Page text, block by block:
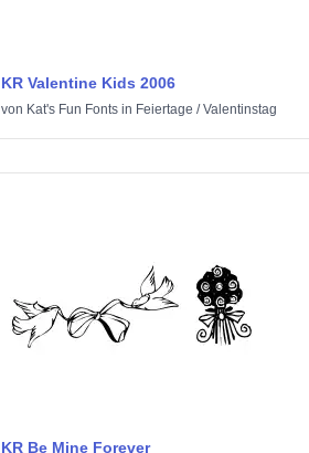
KR Valentine Kids 2006
von Kat's Fun Fonts in Feiertage /Valentinstag
KR Be Mine Forever